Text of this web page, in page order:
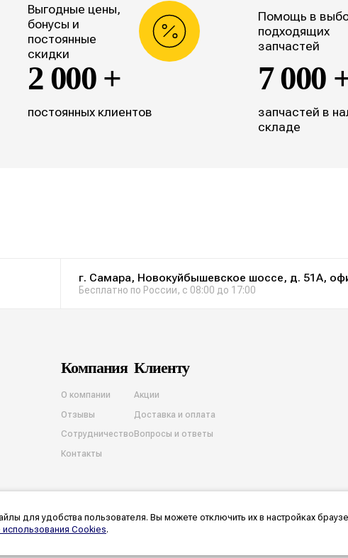
Выгодные цены,
бонусы и
постоянные
скидки
2 000 +
постоянных клиентов
Помощь в
подходящих
запчастей
7 000
запчастей в
складе
г. Самара, Новокуйбышевское шоссе, д. 51А,
Бесплатно по России, с 08:00 до 17:00
Компания
О компании
Отзывы
Сотрудничество
Контакты
Клиенту
Акции
Доставка и оплата
Вопросы и ответы
Согласие на обработку cookies Согласие на обработку персональных данных
и расчеты являются предварительными, а точную стоимость и наличие конкретного товара
для удобства пользователя. Вы можете отключить их в настройках
использования Cookies.